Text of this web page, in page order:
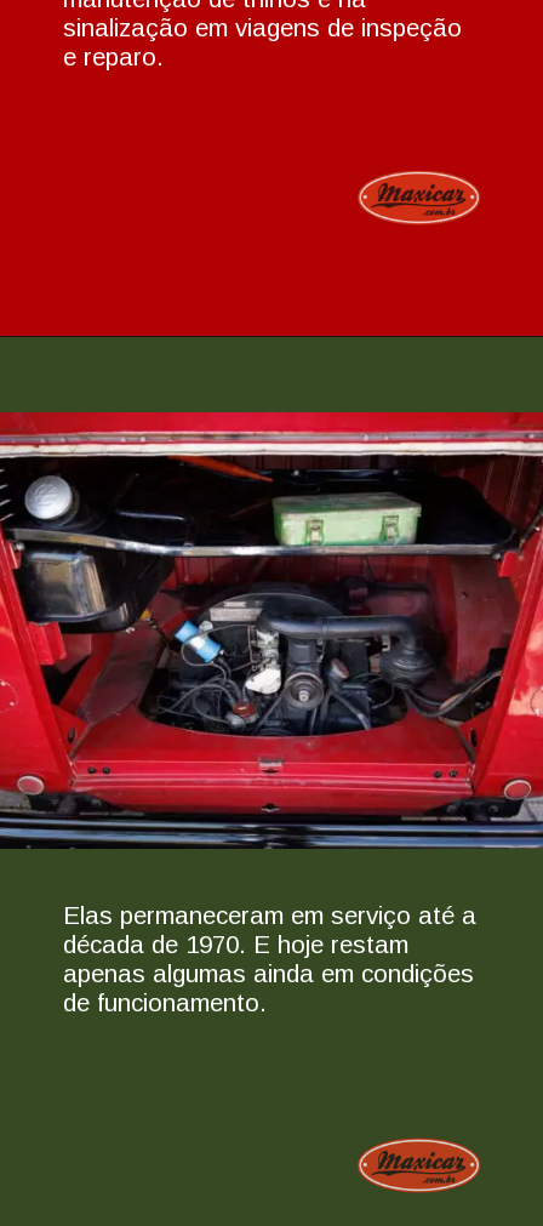
sinalização em viagens de inspeção
e reparo.
Elas permaneceram em serviço até a
década de 1970. E hoje restam
apenas algumas ainda em condições
de funcionamento.